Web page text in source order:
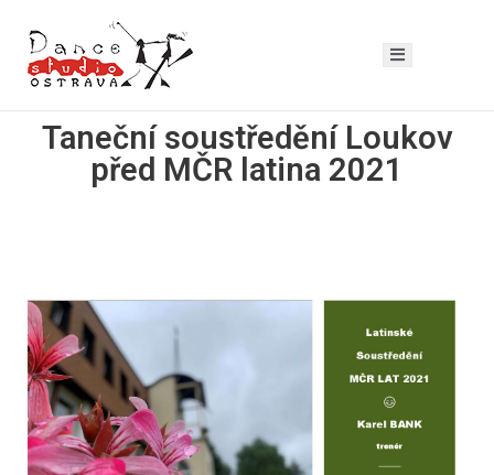
Taneční soustředění Loukov
před MČR latina 2021